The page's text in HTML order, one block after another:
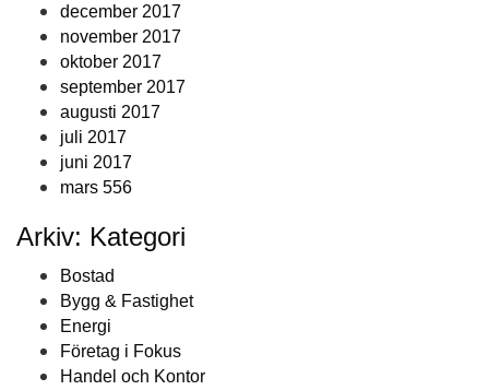
december 2017
november 2017
oktober 2017
september 2017
augusti 2017
juli 2017
juni 2017
mars 556
Arkiv: Kategori
Bostad
Bygg & Fastighet
Energi
Företag i Fokus
Handel och Kontor